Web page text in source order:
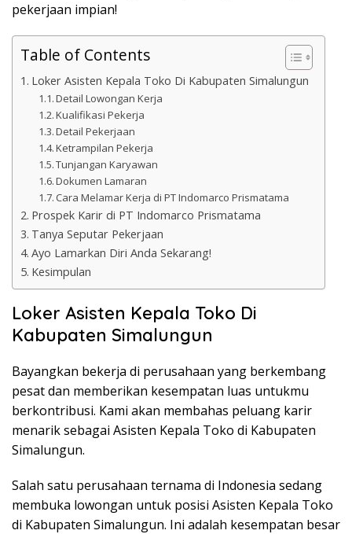
pekerjaan impian!
Table of Contents
Loker Asisten Kepala Toko Di Kabupaten Simalungun
Detail Lowongan Kerja
Kualifikasi Pekerja
Detail Pekerjaan
Ketrampilan Pekerja
Tunjangan Karyawan
Dokumen Lamaran
Cara Melamar Kerja di PT Indomarco Prismatama
Prospek Karir di PT Indomarco Prismatama
Tanya Seputar Pekerjaan
Ayo Lamarkan Diri Anda Sekarang!
Kesimpulan
Loker Asisten Kepala Toko Di
Kabupaten Simalungun
Bayangkan bekerja di perusahaan yang berkembang
pesat dan memberikan kesempatan luas untukmu
berkontribusi. Kami akan membahas peluang karir
menarik sebagai Asisten Kepala Toko di Kabupaten
Simalungun.
Salah satu perusahaan ternama di Indonesia sedang
membuka lowongan untuk posisi Asisten Kepala Toko
di Kabupaten Simalungun. Ini adalah kesempatan besar